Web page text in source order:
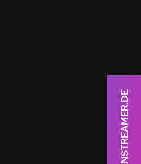
BESTENSTREAMER.DE